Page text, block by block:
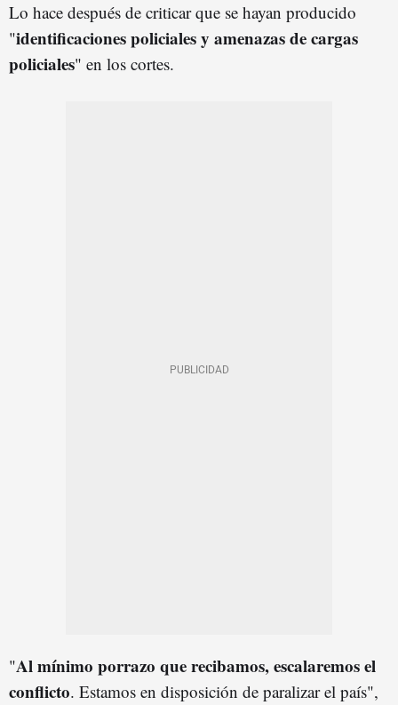
Lo hace después de criticar que se hayan producido
"identificaciones policiales y amenazas de cargas
policiales" en los cortes.
"Al mínimo porrazo que recibamos, escalaremos el
conflicto. Estamos en disposición de paralizar el país",